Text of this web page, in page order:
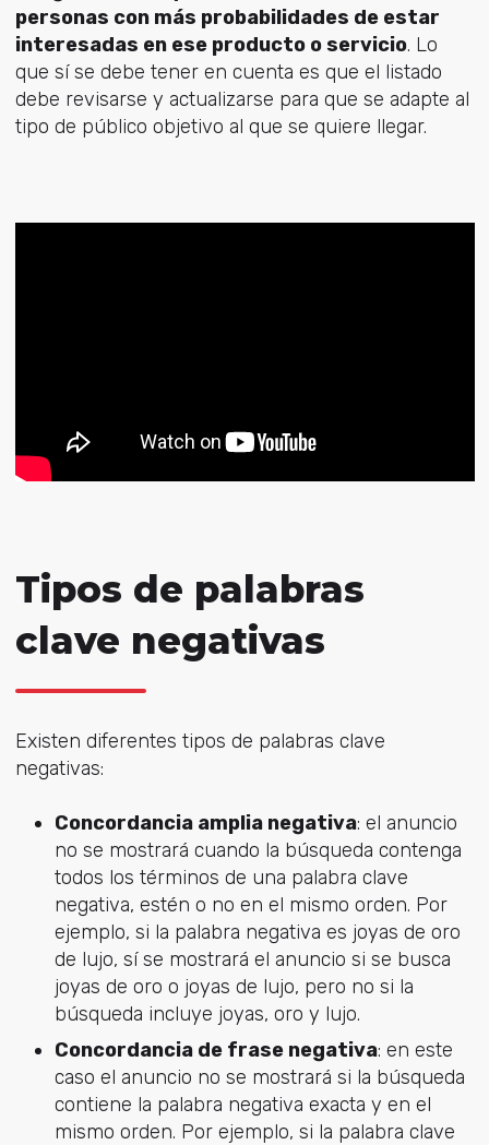
personas con más probabilidades de estar
interesadas en ese producto o servicio. Lo
que sí se debe tener en cuenta es que el listado
debe revisarse y actualizarse para que se adapte al
tipo de público objetivo al que se quiere llegar.
Tipos de palabras
clave negativas
Existen diferentes tipos de palabras clave
negativas:
Concordancia amplia negativa: el anuncio
no se mostrará cuando la búsqueda contenga
todos los términos de una palabra clave
negativa, estén o no en el mismo orden. Por
ejemplo, si la palabra negativa es joyas de oro
de lujo, sí se mostrará el anuncio si se busca
joyas de oro o joyas de lujo, pero no si la
búsqueda incluye joyas, oro y lujo.
Concordancia de frase negativa: en este
caso el anuncio no se mostrará si la búsqueda
contiene la palabra negativa exacta y en el
mismo orden. Por ejemplo, si la palabra clave